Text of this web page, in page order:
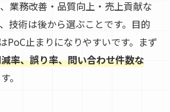
業務改善・品質向上・売上貢献な
技術は後から選ぶことです。目的
PoC止まりになりやすいです。まず
率、誤り率、問い合わせ件数な
。